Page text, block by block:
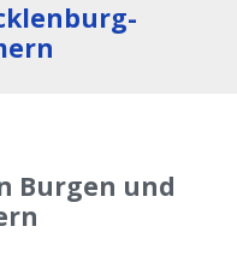
Burgen und